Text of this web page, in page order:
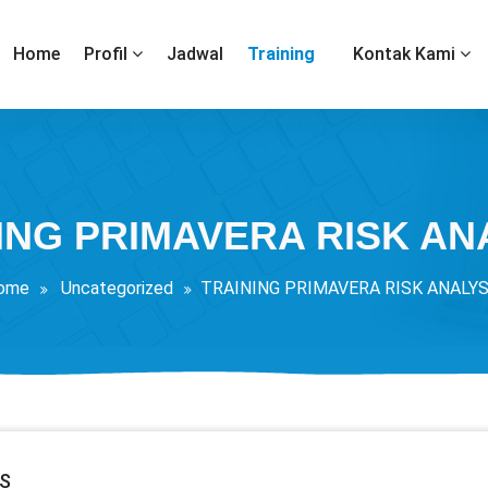
Home Profil Jadwal
Kontak Kami
PRIMAVERA RISK
Uncategorized TRAINING PRIMAVERA RISK